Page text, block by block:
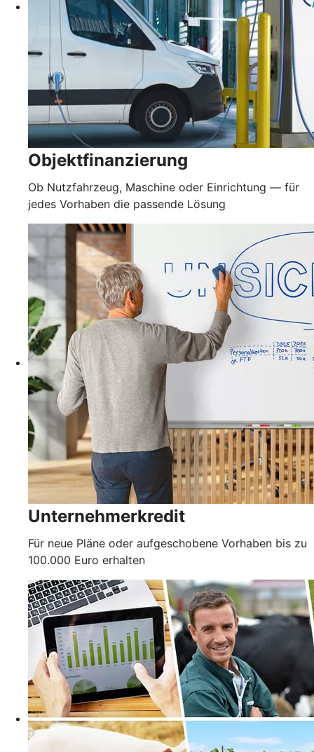
Objektfinanzierung
Ob Nutzfahrzeug, Maschine oder Einrichtung — für
jedes Vorhaben die passende Lösung
Unternehmerkredit
Für neue Pläne oder aufgeschobene Vorhaben bis zu
100.000 Euro erhalten